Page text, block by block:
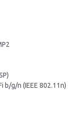
b/g/n (IEEE 802.11n)